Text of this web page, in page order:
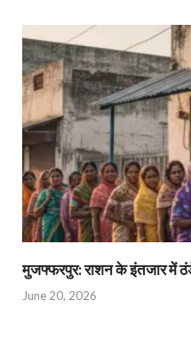
मुजफ्फरपुर: राशन के इंतजार में
June 20, 2026